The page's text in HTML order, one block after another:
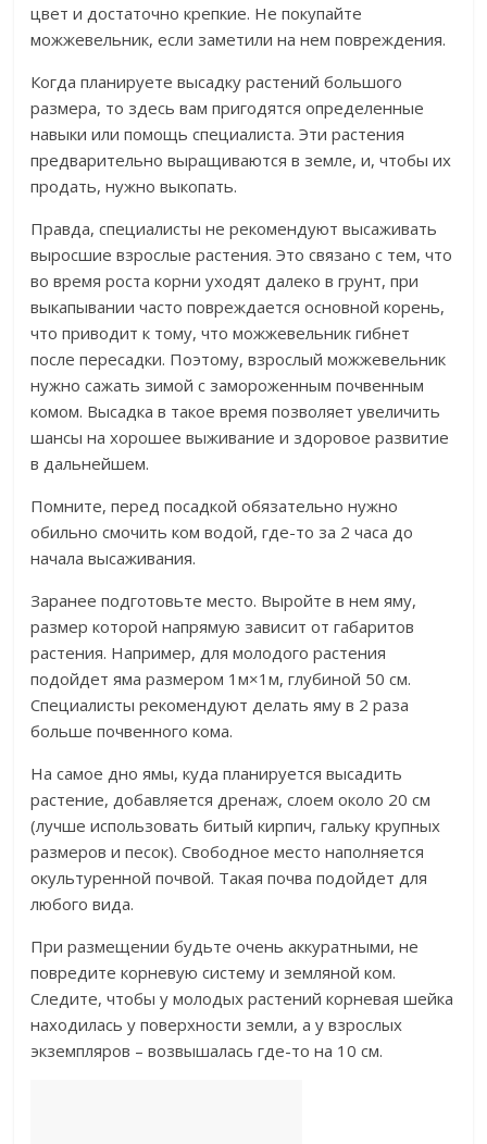
цвет и достаточно крепкие. Не покупайте
можжевельник, если заметили на нем повреждения.
Когда планируете высадку растений большого
размера, то здесь вам пригодятся определенные
навыки или помощь специалиста. Эти растения
предварительно выращиваются в земле, и, чтобы их
продать, нужно выкопать.
Правда, специалисты не рекомендуют высаживать
выросшие взрослые растения. Это связано с тем, что
во время роста корни уходят далеко в грунт, при
выкапывании часто повреждается основной корень,
что приводит к тому, что можжевельник гибнет
после пересадки. Поэтому, взрослый можжевельник
нужно сажать зимой с замороженным почвенным
комом. Высадка в такое время позволяет увеличить
шансы на хорошее выживание и здоровое развитие
в дальнейшем.
Помните, перед посадкой обязательно нужно
обильно смочить ком водой, где-то за 2 часа до
начала высаживания.
Заранее подготовьте место. Выройте в нем яму,
размер которой напрямую зависит от габаритов
растения. Например, для молодого растения
подойдет яма размером 1м×1м, глубиной 50 см.
Специалисты рекомендуют делать яму в 2 раза
больше почвенного кома.
На самое дно ямы, куда планируется высадить
растение, добавляется дренаж, слоем около 20 см
(лучше использовать битый кирпич, гальку крупных
размеров и песок). Свободное место наполняется
окультуренной почвой. Такая почва подойдет для
любого вида.
При размещении будьте очень аккуратными, не
повредите корневую систему и земляной ком.
Следите, чтобы у молодых растений корневая шейка
находилась у поверхности земли, а у взрослых
экземпляров – возвышалась где-то на 10 см.